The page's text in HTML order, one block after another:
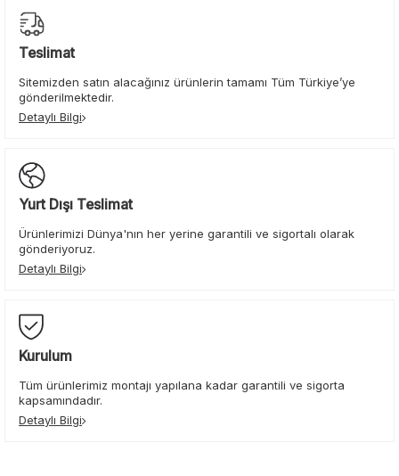
Teslimat
Sitemizden satın alacağınız ürünlerin tamamı Tüm Türkiye’ye
gönderilmektedir.
Detaylı Bilgi
Yurt Dışı Teslimat
Ürünlerimizi Dünya'nın her yerine garantili ve sigortalı olarak
gönderiyoruz.
Detaylı Bilgi
Kurulum
Tüm ürünlerimiz montajı yapılana kadar garantili ve sigorta
kapsamındadır.
Detaylı Bilgi